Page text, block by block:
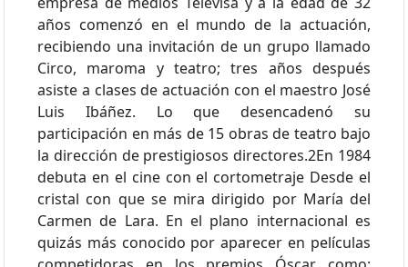
años comenzó en el mundo de la actuación,
recibiendo una invitación de un grupo llamado
Circo, maroma y teatro; tres años después
asiste a clases de actuación con el maestro José
Luis Ibáñez. Lo que desencadenó su
participación en más de 15 obras de teatro bajo
la dirección de prestigiosos directores.2​ En 1984
debuta en el cine con el cortometraje Desde el
cristal con que se mira dirigido por María del
Carmen de Lara. En el plano internacional es
quizás más conocido por aparecer en películas